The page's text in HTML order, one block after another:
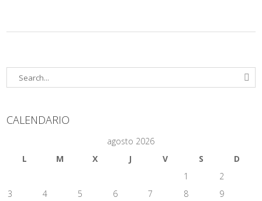
CALENDARIO
agosto 2026
L
M X J V S
D
1
2
3
4 5 6 7 8
9